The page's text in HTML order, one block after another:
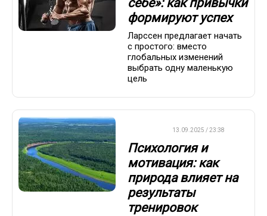
формируют успех
Ларссен предлагает начать
с простого: вместо
глобальных изменений
выбрать одну маленькую
цель
13.09.2025 / 23:38
Психология и
мотивация: как
природа влияет на
результаты
тренировок